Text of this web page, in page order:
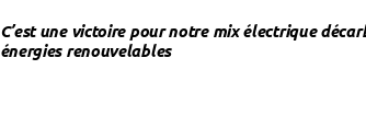
C’est une victoire pour notre mix électrique
énergies renouvelables